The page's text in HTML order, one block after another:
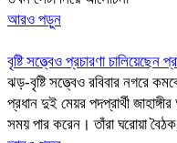
আরও পড়ুন
বৃষ্টি সত্ত্বেও প্রচারণা চালিয়েছেন
ঝড়-বৃষ্টি সত্ত্বেও রবিবার নগরে
প্রধান দুই মেয়র পদপ্রার্থী
সময় পার করেন। তাঁরা ঘরোয়া বৈঠক,